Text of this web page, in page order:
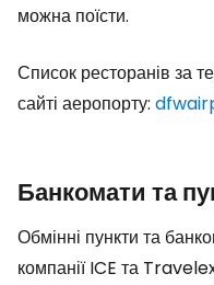
можна поїсти.
Список ресторанів за
сайті аеропорту:
Банкомати та
Обмінні пункти та
компанії ICE та